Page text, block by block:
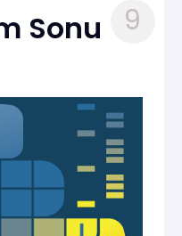
Sonu
9